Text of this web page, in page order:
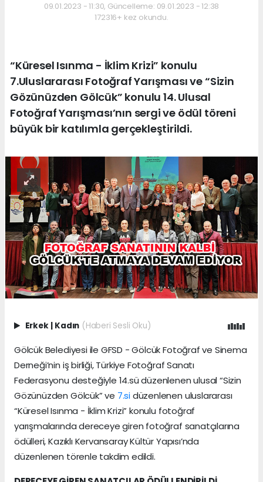
09.01.2023 - 11:30, Güncelleme: 09.01.2023 - 12:38
172316+ kez okundu.
“Küresel Isınma - İklim Krizi” konulu
7.Uluslararası Fotoğraf Yarışması ve “Sizin
Gözünüzden Gölcük” konulu 14. Ulusal
Fotoğraf Yarışması’nın sergi ve ödül töreni
büyük bir katılımla gerçekleştirildi.
Erkek | Kadın (Haberi Sesli Oku)
Gölcük Belediyesi ile GFSD - Gölcük Fotoğraf ve Sinema
Derneği’nin iş birliği, Türkiye Fotoğraf Sanatı
Federasyonu desteğiyle 14.sü düzenlenen ulusal “Sizin
Gözünüzden Gölcük” ve 7.sidüzenlenen uluslararası
“Küresel Isınma - İklim Krizi” konulu fotoğraf
yarışmalarında dereceye giren fotoğraf sanatçılarına
ödülleri, Kazıklı Kervansaray Kültür Yapısı’nda
düzenlenen törenle takdim edildi.